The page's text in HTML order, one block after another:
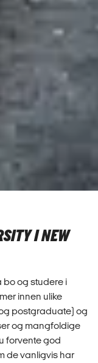
I NEW
bo og studere i
innen ulike
postgraduate) og
og mangfoldige
forvente god
de vanligvis har